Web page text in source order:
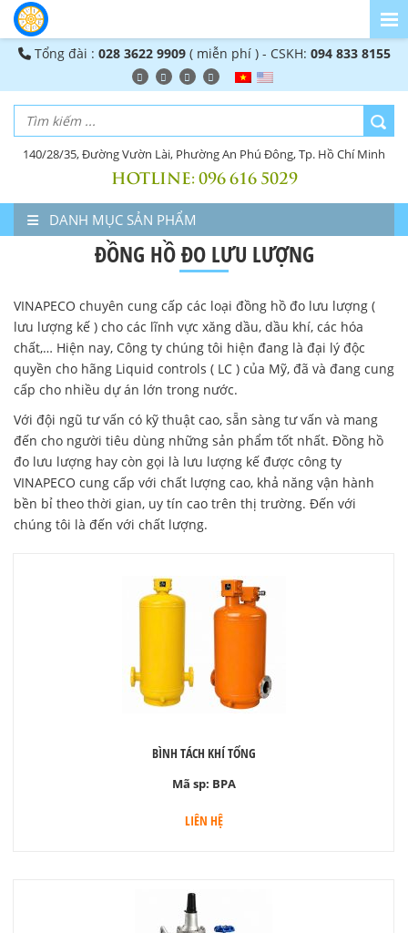
Tổng đài : 028 3622 9909( miễn phí ) - CSKH: 094 833 8155
140/28/35, Đường Vườn Lài, Phường An Phú Đông, Tp. Hồ Chí Minh
HOTLINE:096 616 5029
DANH MỤC SẢN PHẨM
ĐỒNG HỒ ĐO LƯU LƯỢNG
VINAPECO chuyên cung cấp các loại đồng hồ đo lưu lượng (
lưu lượng kế ) cho các lĩnh vực xăng dầu, dầu khí, các hóa
chất,… Hiện nay, Công ty chúng tôi hiện đang là đại lý độc
quyền cho hãng Liquid controls ( LC ) của Mỹ, đã và đang cung
cấp cho nhiều dự án lớn trong nước.
Với đội ngũ tư vấn có kỹ thuật cao, sẵn sàng tư vấn và mang
đến cho người tiêu dùng những sản phẩm tốt nhất. Đồng hồ
đo lưu lượng hay còn gọi là lưu lượng kế được công ty
VINAPECO cung cấp với chất lượng cao, khả năng vận hành
bền bỉ theo thời gian, uy tín cao trên thị trường. Đến với
chúng tôi là đến với chất lượng.
BÌNH TÁCH KHÍ TỔNG
Mã sp: BPA
LIÊN HỆ